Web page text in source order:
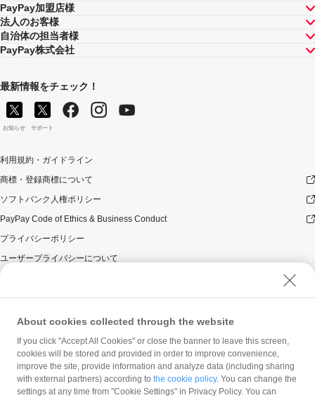
PayPay加盟店様
法人のお客様
自治体の担当者様
PayPay株式会社
最新情報をチェック！
お知らせ サポート
利用規約・ガイドライン
商標・登録商標について
ソフトバンク人権ポリシー
PayPay Code of Ethics & Business Conduct
プライバシーポリシー
ユーザープライバシーについて
ウェブサイト利用規約
反社会的勢力に対する方針
勧誘方針
マネロン等基本方針
カスタマーハラスメントに関する当社の考え方
About cookies collected through the website
If you click "Accept All Cookies" or close the banner to leave this screen,
cookies will be stored and provided in order to improve convenience,
improve the site, provide information and analyze data (including sharing
with external partners) according to the cookie policy. You can change the
settings at any time from "Cookie Settings" in Privacy Policy. You can